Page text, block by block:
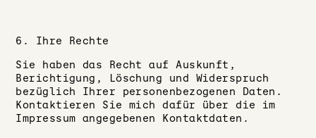
6. Ihre Rechte
Sie haben das Recht auf Auskunft,
Berichtigung, Löschung und Widerspruch
bezüglich Ihrer personenbezogenen Daten.
Kontaktieren Sie mich dafür über die im
Impressum angegebenen Kontaktdaten.